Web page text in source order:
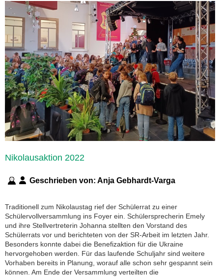
Nikolausaktion 2022
Geschrieben von: Anja Gebhardt-Varga
Traditionell zum Nikolaustag rief der Schülerrat zu einer
Schülervollversammlung ins Foyer ein. Schülersprecherin Emely
und ihre Stellvertreterin Johanna stellten den Vorstand des
Schülerrats vor und berichteten von der SR-Arbeit im letzten Jahr.
Besonders konnte dabei die Benefizaktion für die Ukraine
hervorgehoben werden. Für das laufende Schuljahr sind weitere
Vorhaben bereits in Planung, worauf alle schon sehr gespannt sein
können. Am Ende der Versammlung verteilten die